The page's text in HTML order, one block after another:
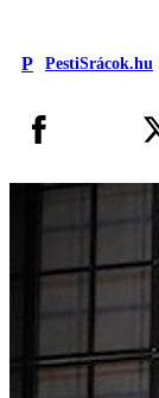
P PestiSrácok.hu